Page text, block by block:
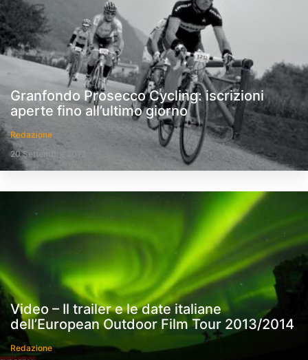
Granfondo Prosecco Cycling: iscrizioni
aperte fino all’ultimo giorno
Redazione
20 Settembre 2013
Video – Il trailer e le date italiane
dell’European Outdoor Film Tour 2013/2014
Redazione